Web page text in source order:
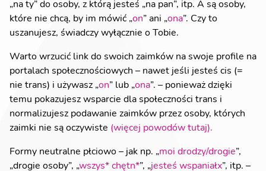
„na ty” do osoby, z którą jesteś „na pan”, itp. A są osoby,
które nie chcą, by im mówić „on” ani „ona”. Czy to
uszanujesz, świadczy wyłącznie o Tobie.
Warto wrzucić link do swoich zaimków na swoje profile na
portalach społecznościowych – nawet jeśli jesteś cis (=
nie trans) i używasz „on” lub „ona”. – ponieważ dzięki
temu pokazujesz wsparcie dla społeczności trans i
normalizujesz podawanie zaimków przez osoby, których
zaimki nie są oczywiste (więcej powodów tutaj).
Formy neutralne płciowo – jak np. „moi drodzy/drogie”,
„drogie osoby”, „wszys* chętn*”, „jesteś wspaniałx”, itp. –